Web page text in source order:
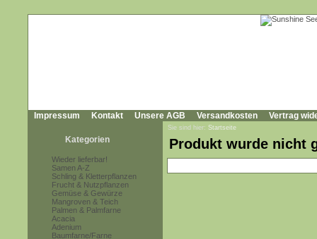
Impressum Kontakt Unsere AGB Versandkosten Vertrag
Kategorien
Wieder lieferbar!
Samen A-Z
Schling & Kletterpflanzen
Frucht & Nutzpflanzen
Gemüse & Gewürze
Mangroven & Teich
Palmen & Palmfarne
Acacia
Adenium
Baumfarne/Farne
Sie sind hier: Startseite
Produkt wurde nicht